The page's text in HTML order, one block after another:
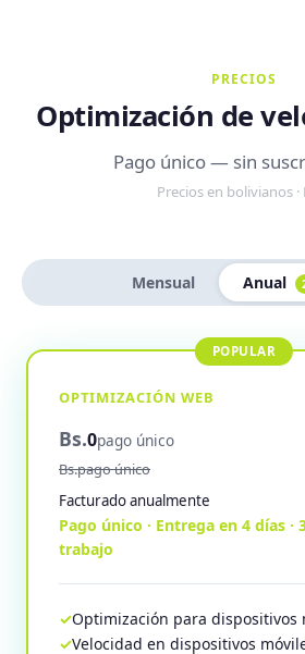
PRECIOS
Optimización de
Pago único — sin
Precios en bolivianos ·
Mensual Anual
OPTIMIZACIÓN WEB
Bs.0pago único
Bs.pago único
Facturado anualmente
Pago único · Entrega en 4 días ·
trabajo
Optimización para dispositivos
Velocidad en dispositivos